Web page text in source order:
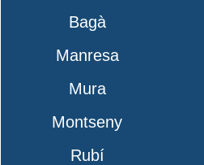
Bagà
Manresa
Mura
Montseny
Rubí